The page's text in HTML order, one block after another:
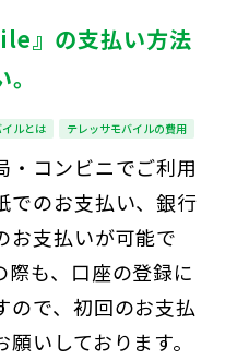
』の支払い方法
ルとは テレッサモバイルの費用
・コンビニでご利用
でのお支払い、銀行
お支払いが可能で
際も、口座の登録に
ので、初回のお支払
いしております。